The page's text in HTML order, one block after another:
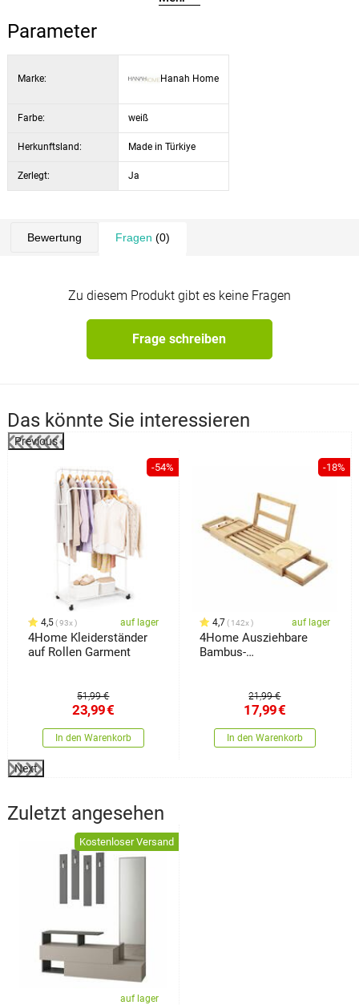
Farbe: Weiß
Parameter
Marke: Hanah Home
Farbe: weiß
Herkunftsland: Made in Türkiye
Zerlegt: Ja
Bewertung Fragen (0)
Zu diesem Produkt gibt es keine Fragen
Frage schreiben
Das könnte Sie interessieren
Previous
-54%
4,5 93x auf lager
4Home Kleiderständer
auf Rollen Garment
51,99 €
23,99€
In den Warenkorb
-18%
4,7 142x auf lager
4Home Ausziehbare
Bambus-
21,99 €
17,99€
In den Warenkorb
Next
Zuletzt angesehen
Kostenloser Versand
auf lager